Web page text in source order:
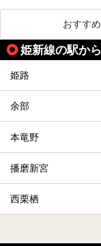
おすす
姫新線の駅か
姫路
余部
本竜野
播磨新宮
西栗栖